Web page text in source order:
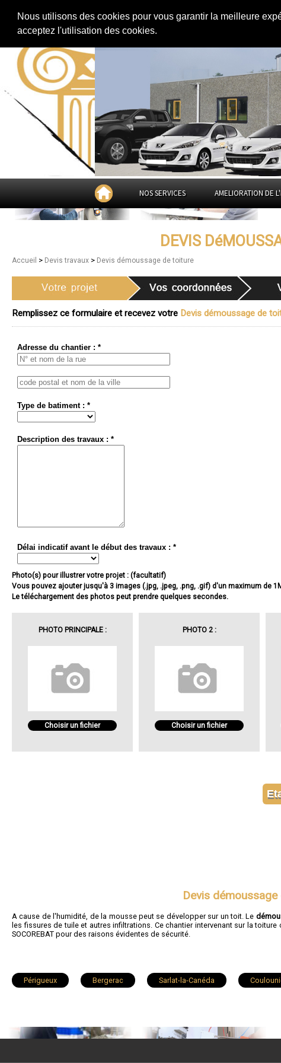
Nous utilisons des cookies pour vous garantir la meilleure
acceptez l'utilisation des cookies.Devis démoussage de toiture dansla
NOS SERVICES AMELIORATION DE
DEVIS
Accueil > Devis travaux > Devis démoussage de toiture
Remplissez ce formulaire et recevez votre Devis démoussage de
Adresse du chantier : *
Type de batiment : *
Description des travaux : *
Délai indicatif avant le début des travaux : *
Photo(s) pour illustrer votre projet : (facultatif)
Vous pouvez ajouter jusqu'à 3 images (.jpg, .jpeg, .png, .gif) d'un maximum de
Le téléchargement des photos peut prendre quelques secondes.
PHOTO PRINCIPALE :
Choisir un fichier
PHOTO 2 :
Choisir un fichier
Devis
A cause de l'humidité, de la mousse peut se développer sur un toit. Le
les fissures de tuile et autres infiltrations. Ce chantier intervenant sur la
SOCOREBAT pour des raisons évidentes de sécurité.
Périgueux Bergerac Sarlat-la-Canéda
Le Bugue Mussidan La Roche-Chalais